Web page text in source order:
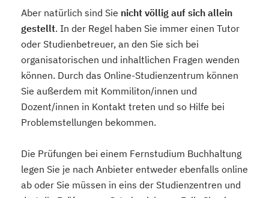
Aber natürlich sind Sie nicht völlig auf sich allein
gestellt. In der Regel haben Sie immer einen Tutor
oder Studienbetreuer, an den Sie sich bei
organisatorischen und inhaltlichen Fragen wenden
können. Durch das Online-Studienzentrum können
Sie außerdem mit Kommiliton/innen und
Dozent/innen in Kontakt treten und so Hilfe bei
Problemstellungen bekommen.
Die Prüfungen bei einem Fernstudium Buchhaltung
legen Sie je nach Anbieter entweder ebenfalls online
ab oder Sie müssen in eins der Studienzentren und